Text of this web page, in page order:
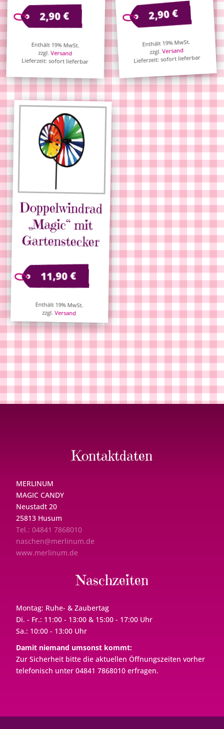
2,90€
Enthält 19% MwSt.
zzgl.Versand
Lieferzeit: sofort lieferbar
2,90€
Enthält 19% MwSt.
zzgl.Versand
Lieferzeit: sofort lieferbar
Doppelwindrad
„Magic“ mit
Gartenstecker
11,90€
Enthält 19% MwSt.
zzgl.Versand
Kontaktdaten
MERLINUM
MAGIC CANDY
Neustadt 20
25813 Husum
Tel.: 04841 7868010
naschen@merlinum.de
www.merlinum.de
Naschzeiten
Montag: Ruhe- & Zaubertag
Di. - Fr.: 11:00 - 13:00 & 15:00 - 17:00 Uhr
Sa.: 10:00 - 13:00 Uhr
Damit niemand umsonst kommt:
Zur Sicherheit bitte die aktuellen Öffnungszeiten vorher
telefonisch unter 04841 7868010 erfragen.